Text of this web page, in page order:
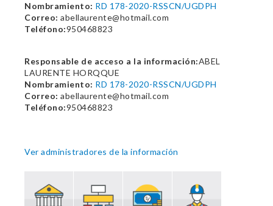
Nombramiento: RD 178-2020-RSSCN/UGDPH
Correo: abellaurente@hotmail.com
Teléfono:950468823
Responsable de acceso a la información:ABEL
LAURENTE HORQQUE
Nombramiento: RD 178-2020-RSSCN/UGDPH
Correo: abellaurente@hotmail.com
Teléfono:950468823
Ver administradores de la información